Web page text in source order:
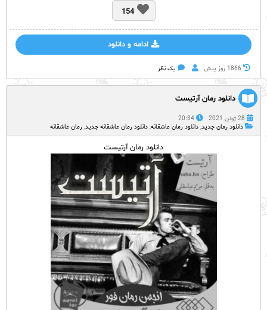
154
ادامه و دانلود
1866 روز پيش یک نظر
دانلود رمان آرتیست
28 ژوئن 2021
20:34
دانلود رمان جدید, دانلود رمان عاشقانه, دانلود رمان عاشقانه جدید, رمان عاشقانه
دانلود رمان آرتیست